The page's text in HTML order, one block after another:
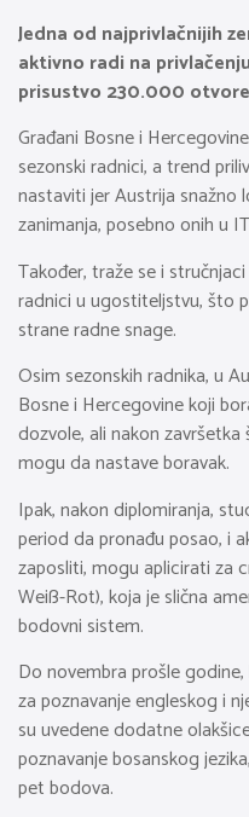
Jedna od najprivlačnijih
aktivno radi na
prisustvo 230.000
Građani Bosne i
sezonski radnici, a trend
nastaviti jer Austrija snažno
zanimanja, posebno onih u
Također, traže se i
radnici u ugostiteljstvu, što
strane radne snage.
Osim sezonskih radnika, u
Bosne i Hercegovine koji
dozvole, ali nakon
mogu da nastave boravak.
Ipak, nakon diplomiranja,
period da pronađu posao, i
zaposliti, mogu aplicirati za
Weiß-Rot), koja je slična
bodovni sistem.
Do novembra prošle
za poznavanje engleskog i
su uvedene dodatne
poznavanje bosanskog
pet bodova.